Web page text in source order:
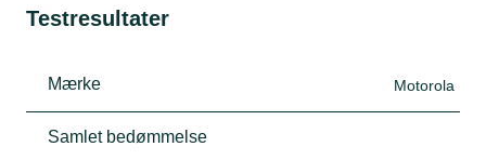
Testresultater
Mærke Motorola
Samlet bedømmelse